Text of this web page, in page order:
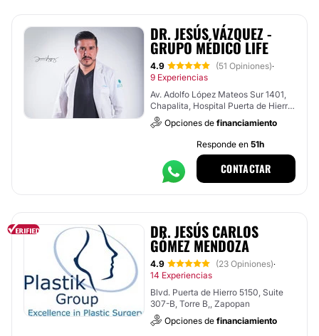
DR. JESÚS VÁZQUEZ -
GRUPO MÉDICO LIFE
4.9 (51 Opiniones)·
9 Experiencias
Av. Adolfo López Mateos Sur 1401,
Chapalita, Hospital Puerta de Hierro
, Tlajomulco de Zúñiga
Opciones de financiamiento
Responde en 51h
CONTACTAR
DR. JESÚS CARLOS
GÓMEZ MENDOZA
4.9 (23 Opiniones)·
14 Experiencias
Blvd. Puerta de Hierro 5150, Suite
307-B, Torre B,, Zapopan
Opciones de financiamiento